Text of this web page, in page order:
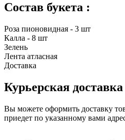
Состав букета :
Роза пионовидная - 3 шт
Калла - 8 шт
Зелень
Лента атласная
Доставка
Курьерская доставка
Вы можете оформить доставку
приедет по указанному вами